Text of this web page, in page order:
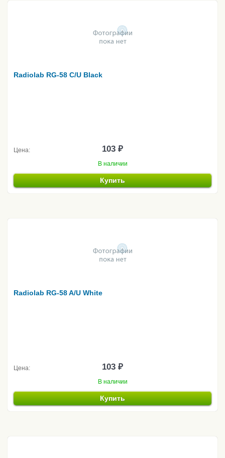
Radiolab RG-58 C/U Black
Цена: 103 ₽
В наличии
Купить
Radiolab RG-58 A/U White
Цена: 103 ₽
В наличии
Купить